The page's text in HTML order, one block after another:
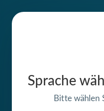
Sprache
Bitte wählen
Die